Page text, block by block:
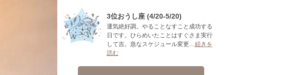
3位おうし座 (4/20-5/20)
運気絶好調。やることなすこと成功する
日です。ひらめいたことはすぐさま実行
して吉。急なスケジュール変更… 続きを
読む